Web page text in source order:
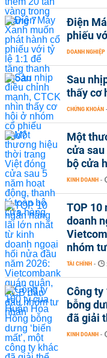
Điện
phiếu
DOANH NGHIỆP
Sau
thấy cơ
CHỨNG KHOÁN -
Một
cửa
bộ cửa
KINH DOANH -
TOP 10
doanh
nhóm
TÀI CHÍNH -
Công ty
bỗng
đã giải
KINH DOANH -